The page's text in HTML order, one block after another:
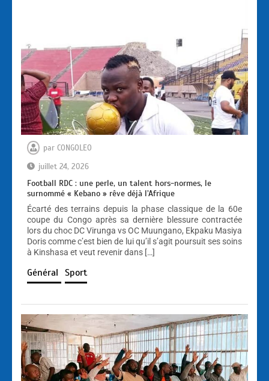
par CONGOLEO
juillet 24, 2026
Football RDC : une perle, un talent hors-normes, le
surnommé « Kebano » rêve déjà l’Afrique
Écarté des terrains depuis la phase classique de la 60e
coupe du Congo après sa dernière blessure contractée
lors du choc DC Virunga vs OC Muungano, Ekpaku Masiya
Doris comme c’est bien de lui qu’il s’agit poursuit ses soins
à Kinshasa et veut revenir dans […]
Général Sport